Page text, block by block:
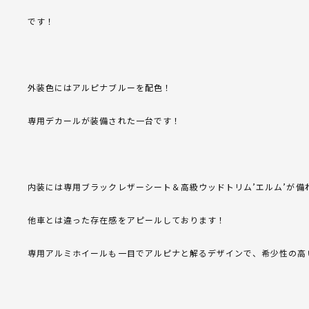
です！
外装色にはアルピナブルーを配色！
専用デカールが装備された一台です！
内装には専用ブラックレザーシート＆高級ウッドトリム’エルム’が備
他車とは違った存在感をアピールしております！
専用アルミホイールも一目でアルピナと解るデザインで、希少性の高